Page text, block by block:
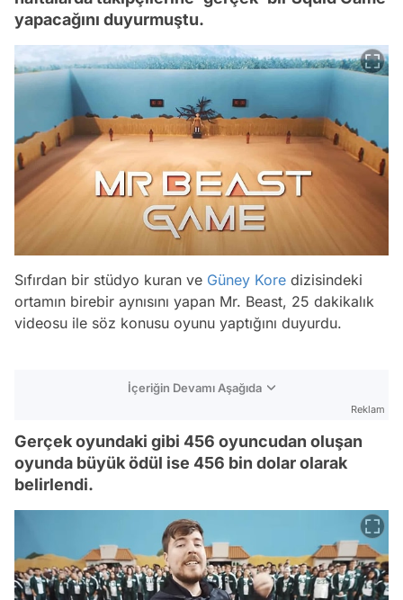
yapacağını duyurmuştu.
Sıfırdan bir stüdyo kuran ve Güney Kore dizisindeki
ortamın birebir aynısını yapan Mr. Beast, 25 dakikalık
videosu ile söz konusu oyunu yaptığını duyurdu.
İçeriğin Devamı Aşağıda
Reklam
Gerçek oyundaki gibi 456 oyuncudan oluşan
oyunda büyük ödül ise 456 bin dolar olarak
belirlendi.